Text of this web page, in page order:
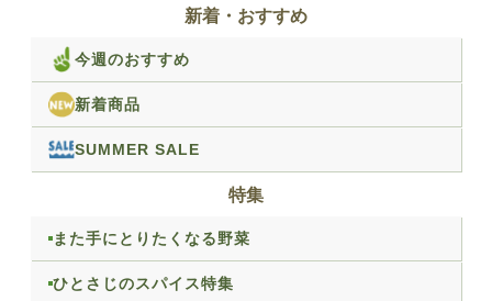
新着・おすすめ
今週のおすすめ
新着商品
SUMMER SALE
特集
また手にとりたくなる野菜
ひとさじのスパイス特集